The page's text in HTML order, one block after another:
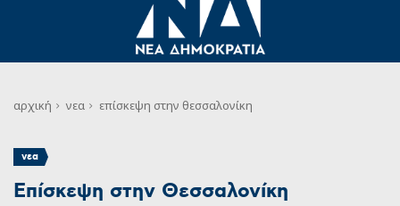
αρχική νεα επίσκεψη στην θεσσαλονίκη
νεα
Επίσκεψη στην Θεσσαλονίκη